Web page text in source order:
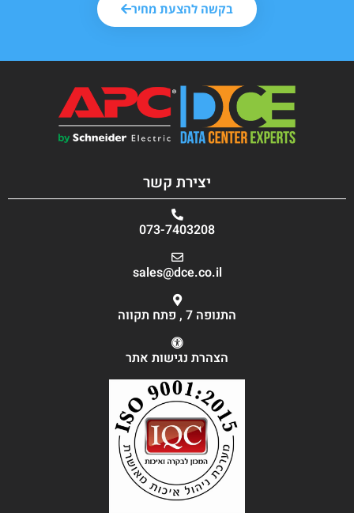
בקשה להצעת מחיר
יצירת קשר
073-7403208
sales@dce.co.il
התנופה 7 , פתח תקווה
הצהרת נגישות אתר